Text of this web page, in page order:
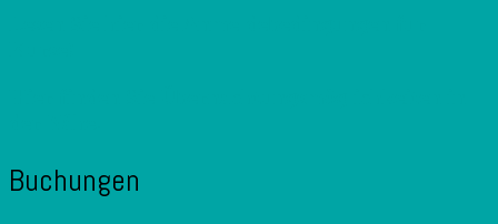
Buchungen